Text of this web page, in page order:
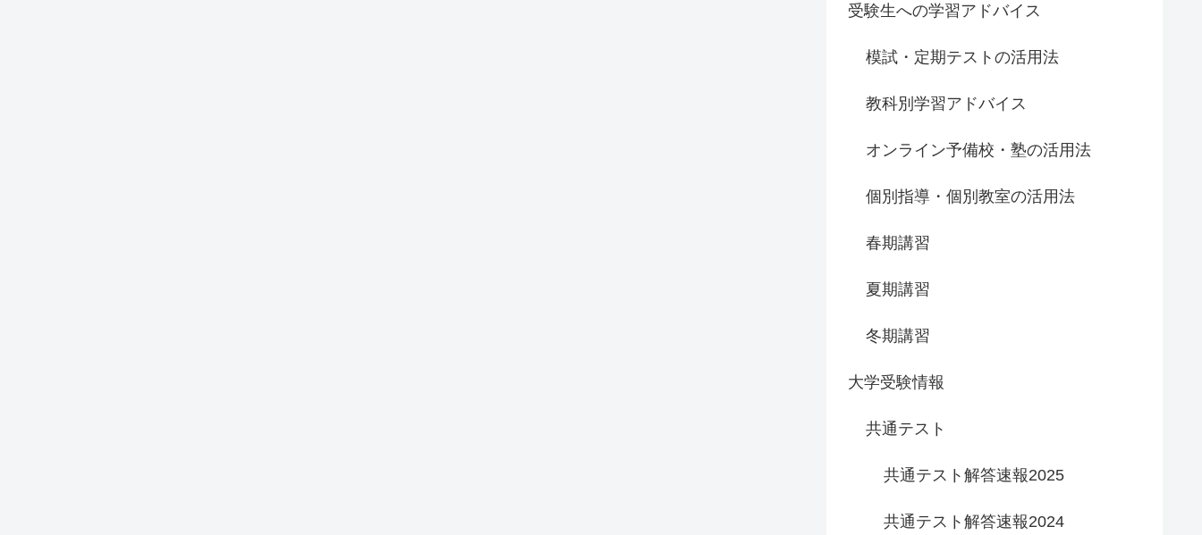
受験生への学習アドバイス
模試・定期テストの活用法
教科別学習アドバイス
オンライン予備校・塾の活用法
個別指導・個別教室の活用法
春期講習
夏期講習
冬期講習
大学受験情報
共通テスト
共通テスト解答速報2025
共通テスト解答速報2024